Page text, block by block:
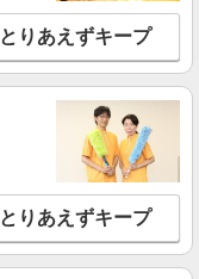
とりあえずキープ
とりあえずキープ